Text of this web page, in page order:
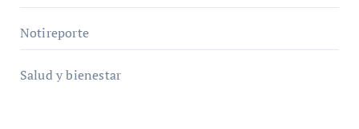
Notireporte
Salud y bienestar